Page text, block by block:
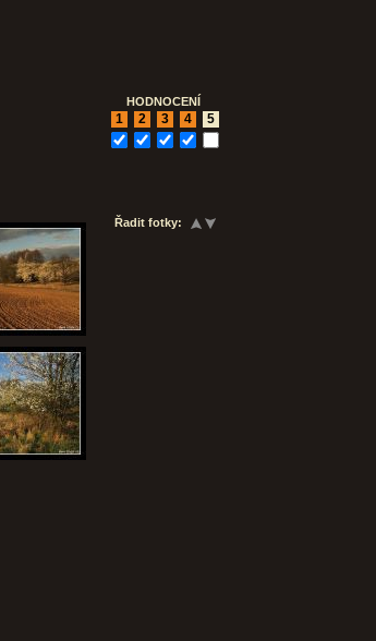
HODNOCENÍ
1 2 3 4 5
Řadit fotky: